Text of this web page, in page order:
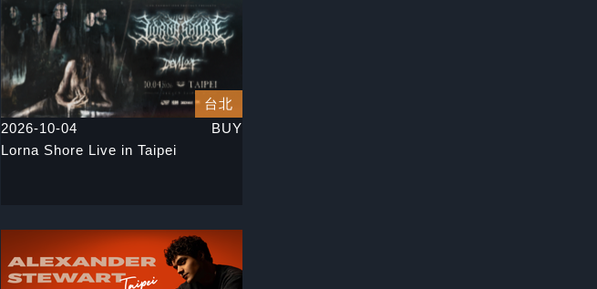
台北
2026-10-04
BUY
Lorna Shore Live in Taipei